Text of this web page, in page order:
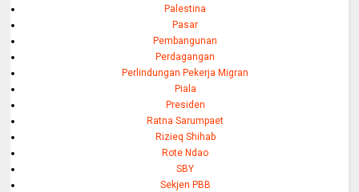
Palestina
Pasar
Pembangunan
Perdagangan
Perlindungan Pekerja Migran
Piala
Presiden
Ratna Sarumpaet
Rizieq Shihab
Rote Ndao
SBY
Sekjen PBB